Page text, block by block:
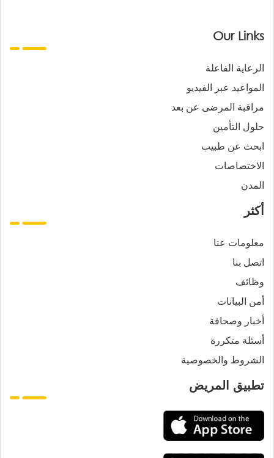
Our Links
الرعاية الفاعلة
المواعيد عبر الفيديو
مراقبة المرضى عن بعد
حلول التأمين
ابحث عن طبيب
الاختصاصات
المدن
أكثر
معلومات عنا
اتصل بنا
وظائف
أمن البيانات
أخبار وصحافة
أسئلة متكررة
الشروط والخصوصية
تطبيق المريض